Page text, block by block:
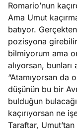
Romario’nun
Ama Umut
batıyor.
pozisyona
bilmiyorum ama
alıyorsan,
“Atamıyorsan da
düşünün bu bir
bulduğun
kaçırıyorsan ne
Taraftar,